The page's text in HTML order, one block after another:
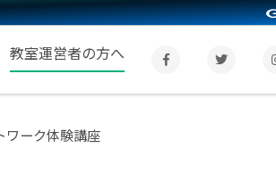
教室運営者の方へ
ワーク体験講座